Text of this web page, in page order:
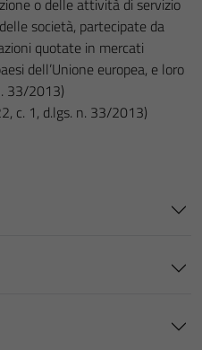
o delle attività di servizio
società, partecipate da
quotate in mercati
dell’Unione europea, e loro
33/2013)
c. 1, d.lgs. n. 33/2013)